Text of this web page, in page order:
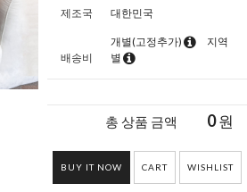
제조국 대한민국
배송비
개별(고정추가)
지역
별
총 상품 금액 0원
BUY IT NOW CART WISHLIST